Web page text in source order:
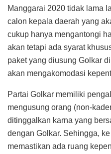
Manggarai 2020 tidak lama
calon kepala daerah yang
cukup hanya mengantongi
akan tetapi ada syarat
paket yang diusung Golkar
akan mengakomodasi
Partai Golkar memiliki
mengusung orang (non-
ditinggalkan karna yang
dengan Golkar. Sehingga,
memastikan ada ruang